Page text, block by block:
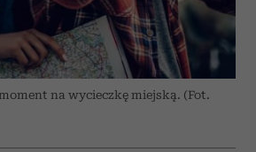
na wycieczkę miejską. (Fot.